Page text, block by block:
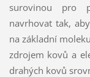
surovinou pro
navrhovat tak,
na základní
zdrojem kovů a
drahých kovů